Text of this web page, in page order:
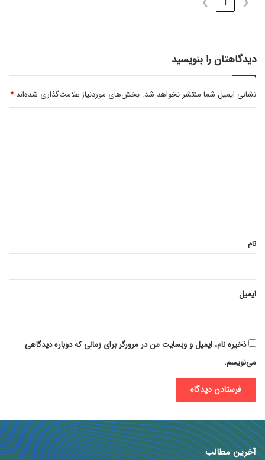
دیدگاهتان را بنویسید
نشانی ایمیل شما منتشر نخواهد شد. بخش‌های موردنیاز علامت‌گذاری شده‌اند*
نام
ایمیل
ذخیره نام، ایمیل و وبسایت من در مرورگر برای زمانی که دوباره دیدگاهی
می‌نویسم.
آخرین مطالب